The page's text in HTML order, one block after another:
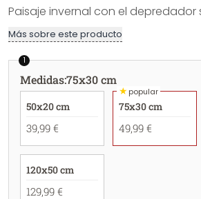
Paisaje invernal con el depredador
Más sobre este producto
1
Medidas:75x30 cm
50x20 cm
39,99 €
★popular
75x30 cm
49,99 €
120x50 cm
129,99 €